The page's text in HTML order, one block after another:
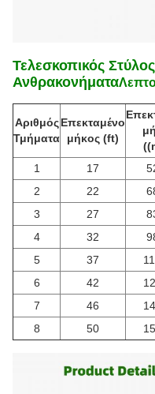
Τελεσκοπικός
Ανθρακονήματα
Αριθμός
Τμήματα
Επεκταμένο
μήκος (ft)
1 17
2
22
3
27
4
32
5
37
6
42
7
46
8
50